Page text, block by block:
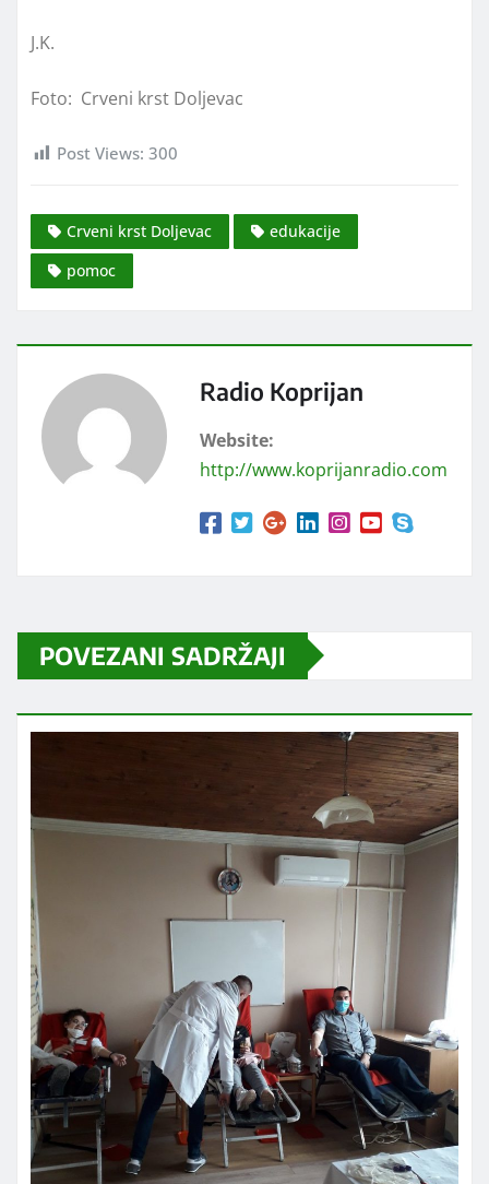
J.K.
Foto: Crveni krst Doljevac
Post Views: 300
Crveni krst Doljevac
edukacije
pomoc
Radio Koprijan
Website:
http://www.koprijanradio.com
POVEZANI SADRŽAJI